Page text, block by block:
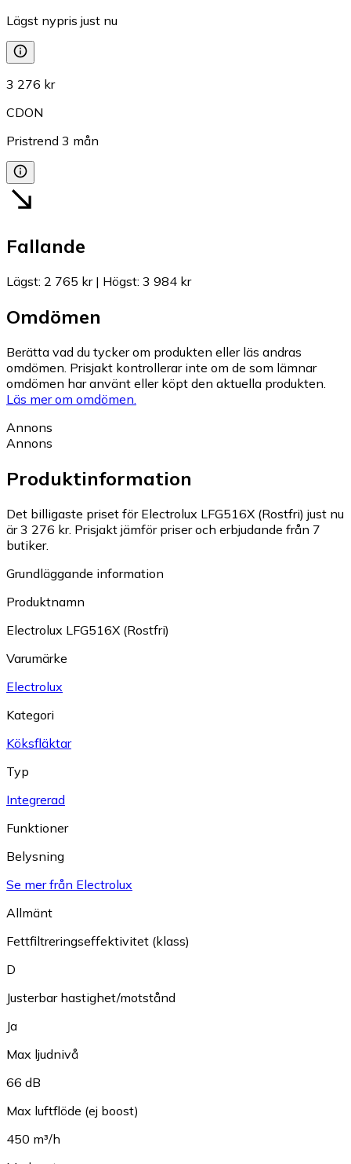
Lägst nypris just nu
3 276 kr
CDON
Pristrend 3 mån
Fallande
Lägst: 2 765 kr| Högst: 3 984 kr
Omdömen
Berätta vad du tycker om produkten eller läs andras
omdömen. Prisjakt kontrollerar inte om de som lämnar
omdömen har använt eller köpt den aktuella produkten.
Läs mer om omdömen.
Annons
Annons
Produktinformation
Det billigaste priset för Electrolux LFG516X (Rostfri) just nu
är 3 276 kr. Prisjakt jämför priser och erbjudande från 7
butiker.
Grundläggande information
Produktnamn
Electrolux LFG516X (Rostfri)
Varumärke
Electrolux
Kategori
Köksfläktar
Typ
Integrerad
Funktioner
Belysning
Se mer från Electrolux
Allmänt
Fettfiltreringseffektivitet (klass)
D
Justerbar hastighet/motstånd
Ja
Max ljudnivå
66 dB
Max luftflöde (ej boost)
450 m³/h